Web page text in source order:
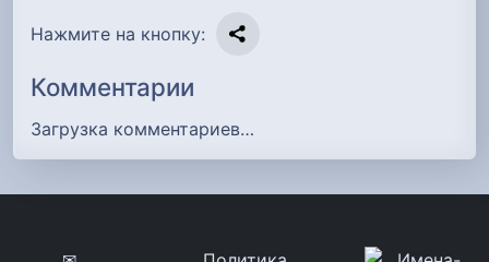
Нажмите на кнопку:
Комментарии
Загрузка комментариев…